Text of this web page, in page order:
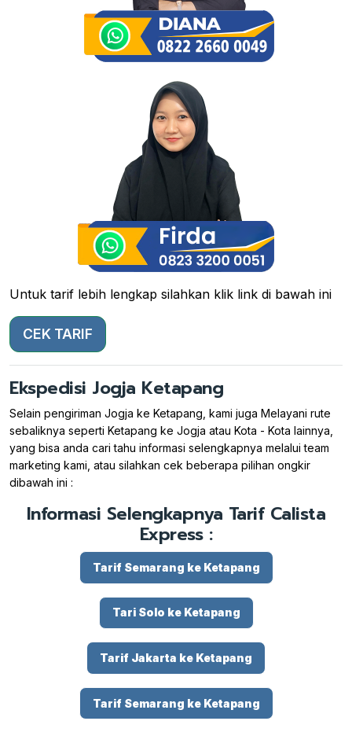
Untuk tarif lebih lengkap silahkan klik link di bawah ini
CEK TARIF
Ekspedisi Jogja Ketapang
Selain pengiriman Jogja ke Ketapang, kami juga Melayani rute
sebaliknya seperti Ketapang ke Jogja atau Kota - Kota lainnya,
yang bisa anda cari tahu informasi selengkapnya melalui team
marketing kami, atau silahkan cek beberapa pilihan ongkir
dibawah ini :
Informasi Selengkapnya Tarif Calista
Express :
Tarif Semarang ke Ketapang
Tari Solo ke Ketapang
Tarif Jakarta ke Ketapang
Tarif Semarang ke Ketapang